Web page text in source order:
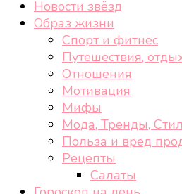
Новости звёзд
Образ жизни
Спорт и фитнес
Путешествия,
Отношения
Мотивация
Мифы
Мода, Тренды,
Польза и вред
Рецепты
Салаты